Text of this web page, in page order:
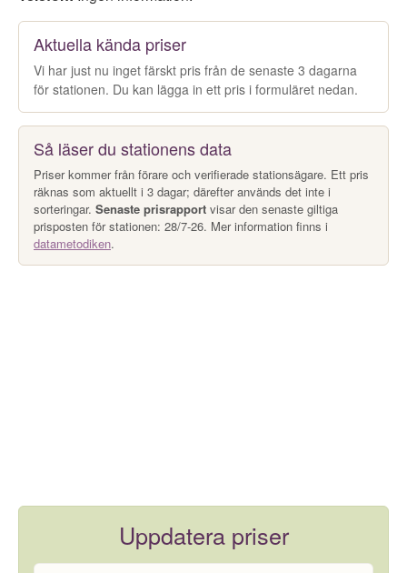
Aktuella kända priser
Vi har just nu inget färskt pris från de senaste 3 dagarna
för stationen. Du kan lägga in ett pris i formuläret nedan.
Så läser du stationens data
Priser kommer från förare och verifierade stationsägare. Ett pris
räknas som aktuellt i 3 dagar; därefter används det inte i
sorteringar. Senaste prisrapport visar den senaste giltiga
prisposten för stationen: 28/7-26. Mer information finns i
datametodiken.
Uppdatera priser